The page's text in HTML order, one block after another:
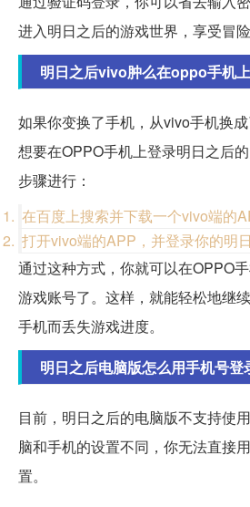
进入明日之后的游戏世界，享受冒险
明日之后vivo肿么在oppo手机
如果你变换了手机，从vivo手机换
想要在OPPO手机上登录明日之后
步骤进行：
在百度上搜索并下载一个vivo端的
打开vivo端的APP，并登录你的明
通过这种方式，你就可以在OPPO
游戏账号了。这样，就能轻松地继
手机而丢失游戏进度。
明日之后电脑版怎么用手机号登
目前，明日之后的电脑版不支持使
脑和手机的设置不同，你无法直接
置。